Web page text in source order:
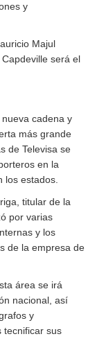
y
Majul
será el
cadena y
más grande
de Televisa se
en la
los estados.
titular de la
por varias
y los
de la empresa de
área se irá
nacional, así
y
tecnificar sus